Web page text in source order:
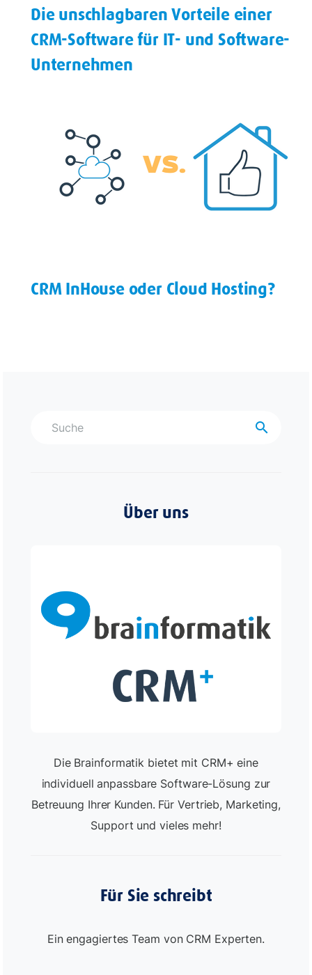
Die unschlagbaren Vorteile einer
CRM-Software für IT- und Software-
Unternehmen
CRM InHouse oder Cloud Hosting?
search
Über uns
Die Brainformatik bietet mit CRM+ eine
individuell anpassbare Software-Lösung zur
Betreuung Ihrer Kunden. Für Vertrieb, Marketing,
Support und vieles mehr!
Für Sie schreibt
Ein engagiertes Team von CRM Experten.